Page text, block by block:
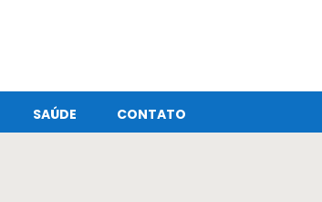
SAÚDE CONTATO